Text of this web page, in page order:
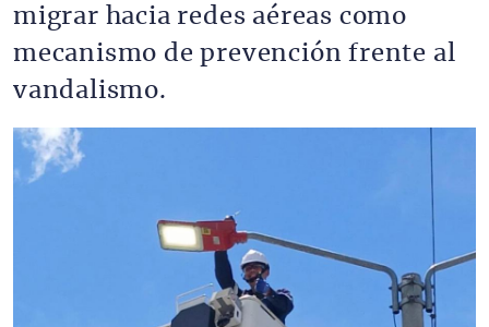
migrar hacia redes aéreas como
mecanismo de prevención frente al
vandalismo.
Imagen